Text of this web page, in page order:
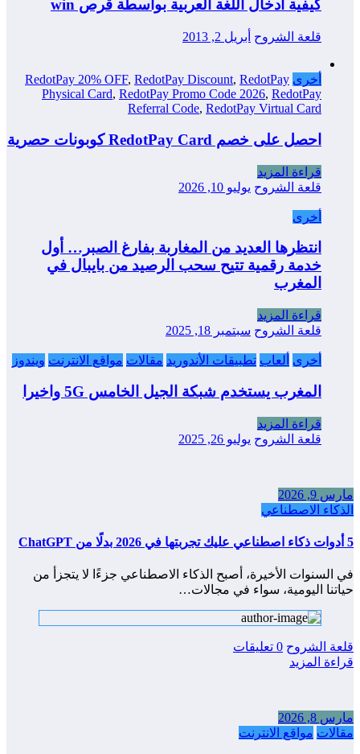
كيفية ادخال اللغة العربية بواسطة قرص win
قلعة الشروح أبريل 2, 2013
أخرى RedotPay 20% OFF, RedotPay Discount, RedotPay
Physical Card, RedotPay Promo Code 2026, RedotPay
Referral Code, RedotPay Virtual Card
احصل على خصم RedotPay Card كوبونات حصرية
قراءة المزيد
قلعة الشروح يوليو 10, 2026
أخرى
انتظرها العديد من المغاربة بفارغ الصبر… أول
خدمة رقمية تتيح سحب الرصيد من بايبال في
المغرب
قراءة المزيد
قلعة الشروح سبتمبر 18, 2025
أخرى ألعاب تطبيقات الأندوريد مقالات مواقع الانترنت ويندوز
المغرب يستخدم شبكة الجيل الخامس 5G واخيرا
قراءة المزيد
قلعة الشروح يوليو 26, 2025
مارس 9, 2026
الذكاء الاصطناعي
5 أدوات ذكاء اصطناعي عليك تجربتها في 2026 بدلًا من ChatGPT
في السنوات الأخيرة، أصبح الذكاء الاصطناعي جزءًا لا يتجزأ من
حياتنا اليومية، سواء في مجالات…
قلعة الشروح 0 تعليقات
قراءة المزيد
مارس 8, 2026
مقالات مواقع الانترنت